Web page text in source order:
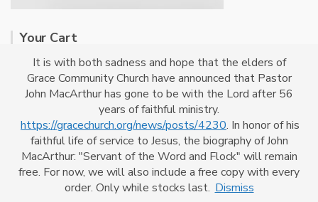
It is with both sadness and hope that the elders of
Grace Community Church have announced that Pastor
John MacArthur has gone to be with the Lord after 56
years of faithful ministry.
https://gracechurch.org/news/posts/4230. In honor of his
faithful life of service to Jesus, the biography of John
MacArthur: "Servant of the Word and Flock" will remain
free. For now, we will also include a free copy with every
order. Only while stocks last. Dismiss
Your Cart
No products in the cart.
Powered By CrossKhoj